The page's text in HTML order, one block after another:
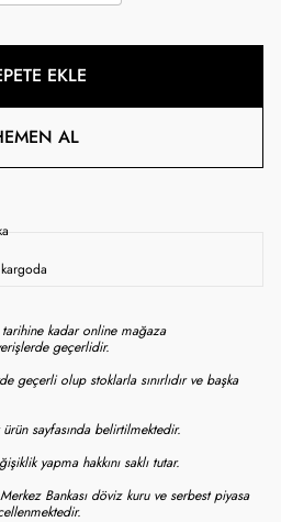
EKLE
AL
kadar online mağaza
geçerlidir.
geçerli olup stoklarla sınırlıdır ve başka
sayfasında belirtilmektedir.
yapma hakkını saklı tutar.
Bankası döviz kuru ve serbest piyasa